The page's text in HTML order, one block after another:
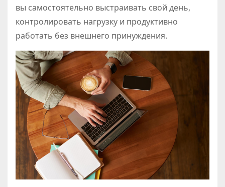
вы самостоятельно выстраивать свой день,
контролировать нагрузку и продуктивно
работать без внешнего принуждения.